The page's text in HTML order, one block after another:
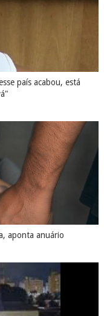
país acabou, está
aponta anuário